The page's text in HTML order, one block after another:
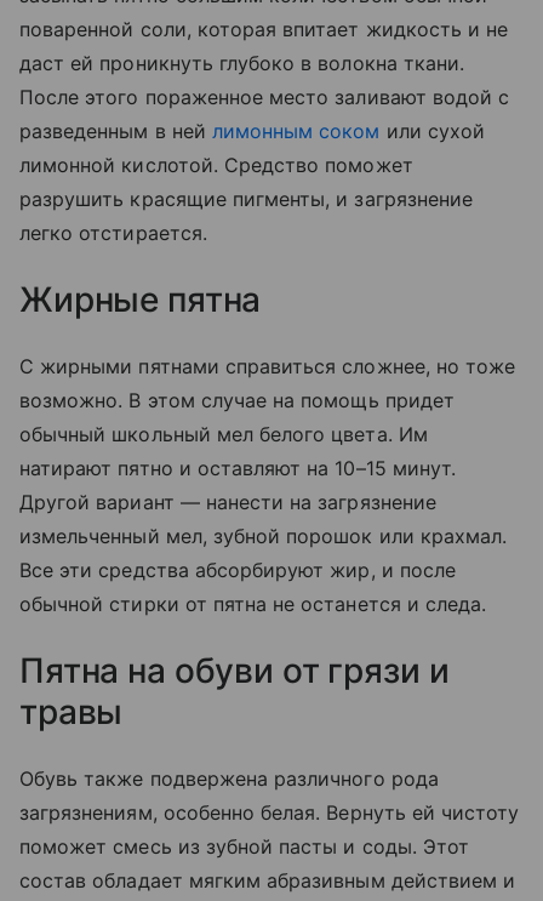
поваренной соли, которая впитает жидкость и не
даст ей проникнуть глубоко в волокна ткани.
После этого пораженное место заливают водой с
разведенным в ней лимонным соком или сухой
лимонной кислотой. Средство поможет
разрушить красящие пигменты, и загрязнение
легко отстирается.
Жирные пятна
С жирными пятнами справиться сложнее, но тоже
возможно. В этом случае на помощь придет
обычный школьный мел белого цвета. Им
натирают пятно и оставляют на 10–15 минут.
Другой вариант — нанести на загрязнение
измельченный мел, зубной порошок или крахмал.
Все эти средства абсорбируют жир, и после
обычной стирки от пятна не останется и следа.
Пятна на обуви от грязи и
травы
Обувь также подвержена различного рода
загрязнениям, особенно белая. Вернуть ей чистоту
поможет смесь из зубной пасты и соды. Этот
состав обладает мягким абразивным действием и